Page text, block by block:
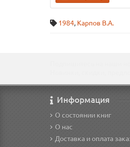
1984, Карпов В.А.
Информация
О состоянии книг
О нас
Доставка и оплата